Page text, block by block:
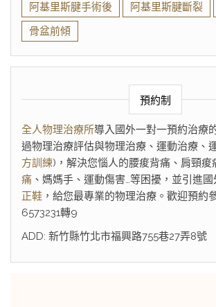
阿基里斯腱手術後
阿基里斯腱斷裂
骨盆前傾
預約制
全人物理治療所導入國外一對一預約治療
過物理治療評估與物理治療、運動治療、
方訓練)，解決您惱人的腰痠背痛、肩頸痠
痛 、媽媽手、運動傷害…等困擾，並引進
正鞋 ，給您最專業的物理治療。歡迎預約
6573231轉9
ADD: 新竹縣竹北市福興路755巷27弄8號